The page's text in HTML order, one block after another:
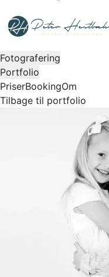
Fotografering
Portfolio
PriserBookingOm
Tilbage til portfolio